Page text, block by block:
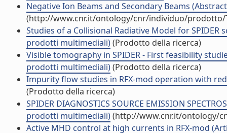
Negative Ion Beams and Secondary Beams
(http://www.cnr.it/ontology/cnr/individuo/prodotto/
Studies of a Collisional Radiative Model for
prodotti multimediali)(Prodotto della ricerca)
Visible tomography in SPIDER - First feasibility
prodotti multimediali)(Prodotto della ricerca)
Impurity flow studies in RFX-mod operation with
(Prodotto della ricerca)
SPIDER DIAGNOSTICS SOURCE EMISSION
prodotti multimediali)(http://www.cnr.it/ontology/
Active MHD control at high currents in RFX-mod